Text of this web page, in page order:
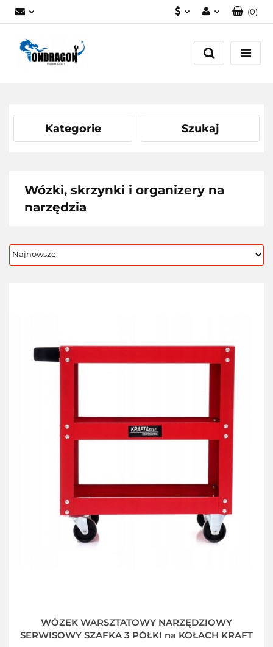
Zaloguj się
Załóż konto
(0)
Kategorie Szukaj
Wózki, skrzynki i organizery na
narzędzia
WÓZEK WARSZTATOWY NARZĘDZIOWY
SERWISOWY SZAFKA 3 PÓŁKI na KOŁACH KRAFT